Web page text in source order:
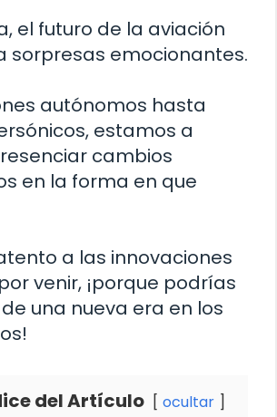
el futuro de la aviación
sorpresas emocionantes.
autónomos hasta
estamos a
cambios
en la forma en que
a las innovaciones
venir, ¡porque podrías
una nueva era en los
del Artículo ocultar